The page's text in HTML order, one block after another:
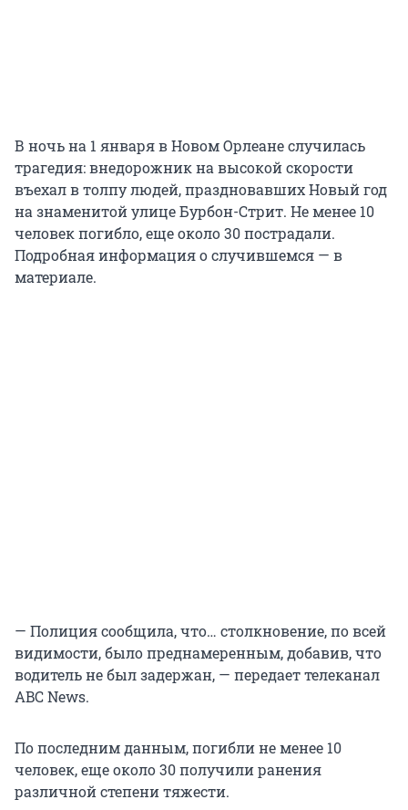
В ночь на 1 января в Новом Орлеане случилась
трагедия: внедорожник на высокой скорости
въехал в толпу людей, праздновавших Новый год
на знаменитой улице Бурбон-Стрит. Не менее 10
человек погибло, еще около 30 пострадали.
Подробная информация о случившемся — в
материале.
— Полиция сообщила, что… столкновение, по всей
видимости, было преднамеренным, добавив, что
водитель не был задержан, — передает телеканал
ABC News.
По последним данным, погибли не менее 10
человек, еще около 30 получили ранения
различной степени тяжести.